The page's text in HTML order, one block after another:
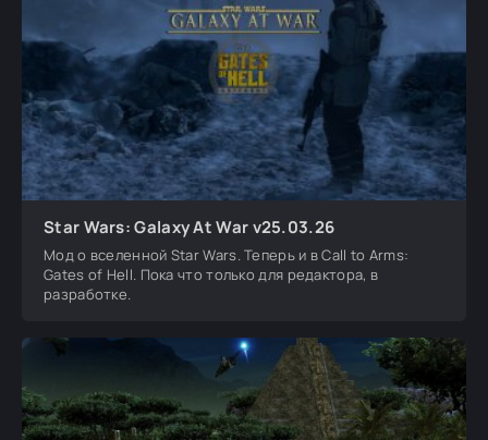
Star Wars: Galaxy At War v25.03.26
Мод о вселенной Star Wars. Теперь и в Call to Arms:
Gates of Hell. Пока что только для редактора, в
разработке.